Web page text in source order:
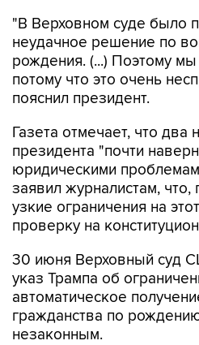
"В Верховном суде было
неудачное решение по
рождения. (...) Поэтому
потому что это очень
пояснил президент.
Газета отмечает, что два
президента "почти
юридическими
заявил журналистам,
узкие ограничения на
проверку на
30 июня Верховный суд
указ Трампа об
автоматическое
гражданства по
незаконным.